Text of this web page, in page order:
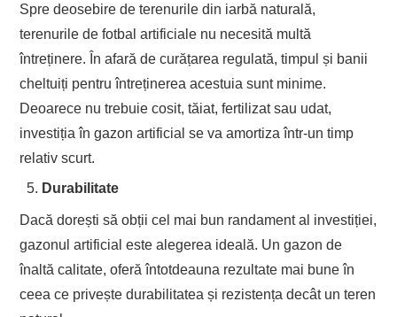
Spre deosebire de terenurile din iarbă naturală,
terenurile de fotbal artificiale nu necesită multă
întreținere. În afară de curățarea regulată, timpul și banii
cheltuiți pentru întreținerea acestuia sunt minime.
Deoarece nu trebuie cosit, tăiat, fertilizat sau udat,
investiția în gazon artificial se va amortiza într-un timp
relativ scurt.
Durabilitate
Dacă dorești să obții cel mai bun randament al investiției,
gazonul artificial este alegerea ideală. Un gazon de
înaltă calitate, oferă întotdeauna rezultate mai bune în
ceea ce privește durabilitatea și rezistența decât un teren